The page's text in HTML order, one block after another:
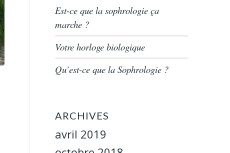
Est-ce que la sophrologie ça
marche ?
Votre horloge biologique
Qu’est-ce que la Sophrologie ?
ARCHIVES
avril 2019